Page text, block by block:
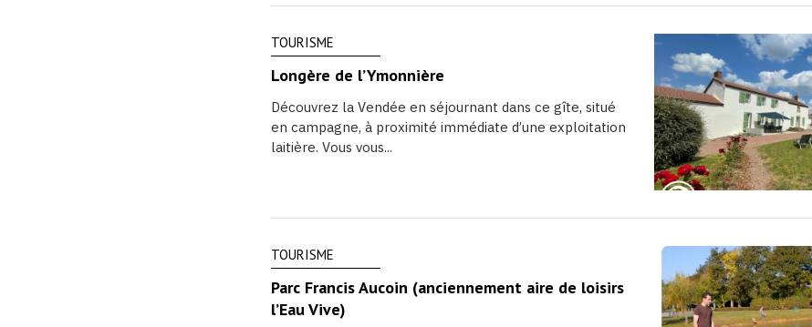
TOURISME
Longère de l’Ymonnière
Découvrez la Vendée en séjournant dans ce gîte, situé
en campagne, à proximité immédiate d’une exploitation
laitière. Vous vous...
TOURISME
Parc Francis Aucoin (anciennement aire de loisirs
l’Eau Vive)